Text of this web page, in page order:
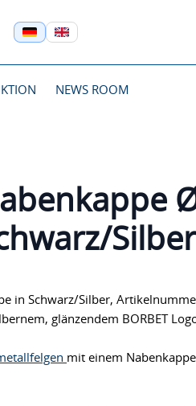
NEWS ROOM
Silber
in Schwarz/Silber,
glänzendem BORBET
mit einem